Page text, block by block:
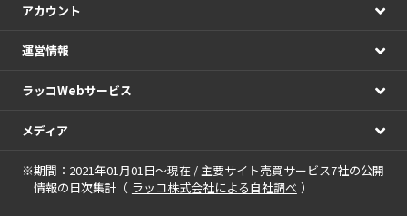
アカウント
運営情報
ラッコWebサービス
メディア
※期間：2021年01月01日～現在 / 主要サイト売買サービス7社の公開
情報の日次集計（ ラッコ株式会社による自社調べ ）